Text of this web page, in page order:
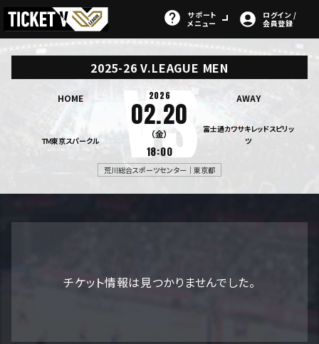
サポート
メニュー
ログイン /
会員登録
2025-26 V.LEAGUE MEN
HOME
ＴＭ東京スパークル
2026
02.20
（金）
18:00
AWAY
富士通カワサキレッドスピリッ
ツ
荒川総合スポーツセンター｜東京都
チケット情報は見つかりませんでした。